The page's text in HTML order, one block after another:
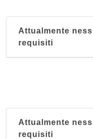
Attualmente
requisiti
Attualmente
requisiti